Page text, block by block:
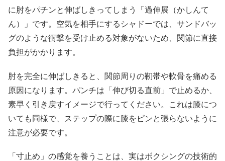
に肘をパチンと伸ばしきってしまう「過伸展（かしんて
ん）」です。空気を相手にするシャドーでは、サンドバッ
グのような衝撃を受け止める対象がないため、関節に直接
負担がかかります。
肘を完全に伸ばしきると、関節周りの靭帯や軟骨を痛める
原因になります。パンチは「伸び切る直前」で止めるか、
素早く引き戻すイメージで行ってください。これは膝につ
いても同様で、ステップの際に膝をピンと張らないように
注意が必要です。
「寸止め」の感覚を養うことは、実はボクシングの技術的